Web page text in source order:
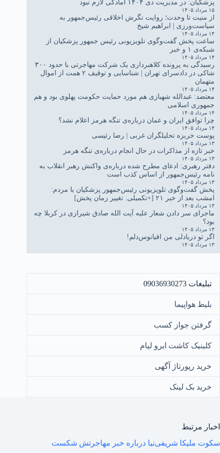
پزشکیان: در مدیریت دی ۱۴۰۴ آمادگی لازم نبود
۱۵ مرداد ۱۴۰۵
از منیت تا وحدت؛ روایت نگرش اخلاقی رئیس‌جمهور به
سیاست‌ورزی | ابراهیم شیخ
۱۴ مرداد ۱۴۰۵
ساعت پخش گفت‌وگوی تلویزیونی رئیس جمهور پزشکیان از
شبکه‌ی ۱ و خبر
۱۴ مرداد ۱۴۰۵
رسیدگی به پرونده کلاهبرداری یک شرکت مهاجرتی با حدود ۳۰۰
شاکی در دادسرای تهران | شناسایی و توقیف ۲ همت از اموال
متهمان
۱۴ مرداد ۱۴۰۵
معتضد: عبدالله شهبازی هم مورد حمایت حکومت پهلوی بود و هم
جمهوری اسلامی
۱۴ مرداد ۱۴۰۵
چرا توافق ایران و عمان درباره‌ی تنگه هرمز اعلام نشد؟
۱۴ مرداد ۱۴۰۵
پوست خربزه تحلیلگران غربی | رضا رئیسی
۱۳ مرداد ۱۴۰۵
خبر تازه از مذاکرات در حال انجام درباره‌ی تنگه هرمز
۱۳ مرداد ۱۴۰۵
دفتر رهبری: ادعای مطرح شده درباره‌ی واکنش رهبر انقلاب به
نامه رئیس‌جمهور از اساس کذب است
۱۳ مرداد ۱۴۰۵
پخش گفت‌وگوی تلویزیونی رئیس‌جمهور پزشکیان با مردم:
امشب بعد از خبر ۲۱ [+تکمیلی: تغییر زمان پخش]
۱۳ مرداد ۱۴۰۵
ماجرای سر دادن شعار علیه آیت الله صادق شیرازی در کربلا چه
بود؟
۱۳ مرداد ۱۴۰۵
اگر تو دریادلی من اقیانوس‌دلم!
۱۳ مرداد ۱۴۰۵
تبلیغات 09036930273
بلیط هواپیما
گرفتن جواز کسب
کلینیک کاشت ابرو لیام
خرید رپورتاژ آگهی
خرید بک لینک
اخبار مرتبط
سکوت ملیکا شریفی‌نیا درباره خبر مهاجرتش شکست